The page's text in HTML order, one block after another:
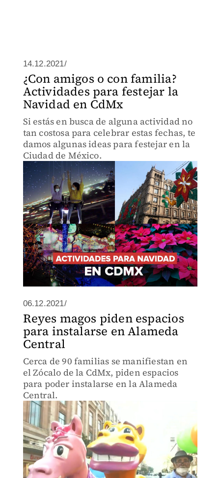
14.12.2021/
¿Con amigos o con familia?
Actividades para festejar la
Navidad en CdMx
Si estás en busca de alguna actividad no
tan costosa para celebrar estas fechas, te
damos algunas ideas para festejar en la
Ciudad de México.
06.12.2021/
Reyes magos piden espacios
para instalarse en Alameda
Central
Cerca de 90 familias se manifiestan en
el Zócalo de la CdMx, piden espacios
para poder instalarse en la Alameda
Central.